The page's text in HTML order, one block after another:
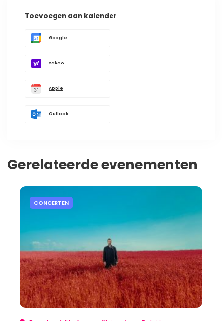
Toevoegen aan kalender
Google
Yahoo
Apple
Outlook
Gerelateerde evenementen
CONCERTEN